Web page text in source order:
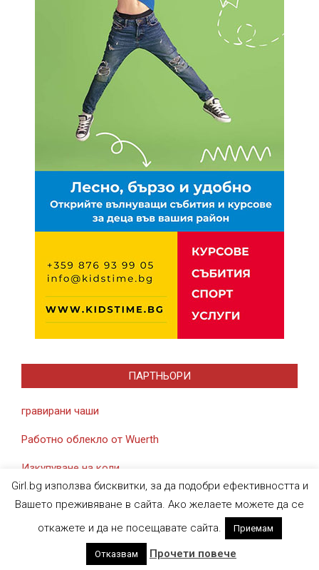
ПАРТНЬОРИ
гравирани чаши
Работно облекло от Wuerth
Изкупуване на коли
Designed usingMagazine News Byte. Powered byWordPress
Girl.bg използва бисквитки, за да подобри ефективността и
Вашето преживяване в сайта. Ако желаете можете да се
откажете и да не посещавате сайта.
Приемам
Отказвам Прочети повече